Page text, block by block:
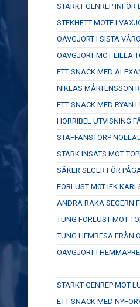
STARKT GENREP
STEKHETT MÖTE I
OAVGJORT I SISTA
OAVGJORT MOT LILLA
ETT SNACK MED
NIKLAS MÅRTENSSON
ETT SNACK MED RYAN
HORRIBEL UTVISNING
STAFFANSTORP
STARK INSATS MOT
SÄKER SEGER FÖR
FÖRLUST M0T IFK
ANDRA RAKA SEGERN
TUNG FÖRLUST MOT
TUNG HEMRESA FRÅN
OAVGJORT I
STARKT GENREP MOT
ETT SNACK MED